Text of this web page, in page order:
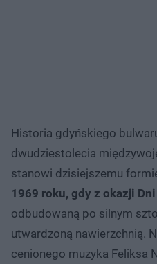
Historia gdyńskiego
dwudziestolecia
stanowi dzisiejszemu
1969 roku, gdy z okazji
odbudowaną po silnym
utwardzoną nawierzchnią.
cenionego muzyka Feliksa